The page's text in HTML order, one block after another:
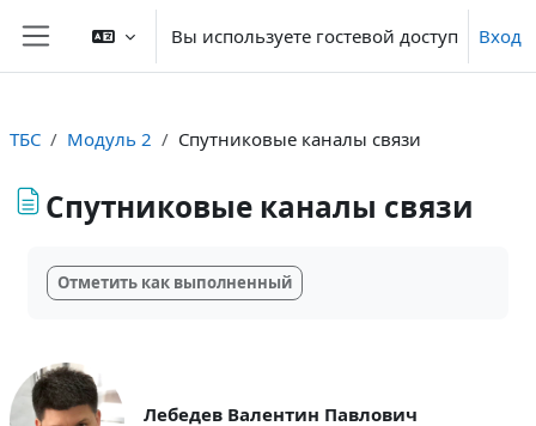
Перейти к основному содержанию
Боковая панель
Вы используете гостевой доступ Вход
ТБС Модуль 2 Спутниковые каналы связи
Спутниковые каналы связи
Отметить как выполненный
Лебедев Валентин Павлович